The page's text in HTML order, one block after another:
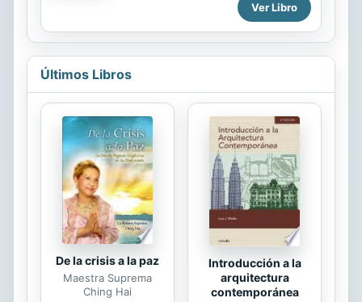
tensión de las expectativas
patriarcales que la rodean y un
dilema moral que amenaza su
Flaquer fue una escritora nacida en
Alcañiz (Teruel) en 1850 y fallecida
en Buenos Aires en 1919. Se la
conoce por ser una de las autoras
incipientes del feminismo español,
sufragista y defensora acérrima de
los derechos de la mujer. Sus ideas
feministas permearon en sus obras,
muy presentes y...
Ver Libro
Últimos Libros
De la crisis a la paz
Maestra Suprema
Ching Hai
Introducción a la
arquitectura
contemporánea